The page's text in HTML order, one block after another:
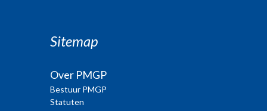
Sitemap
Over PMGP
Bestuur PMGP
Statuten